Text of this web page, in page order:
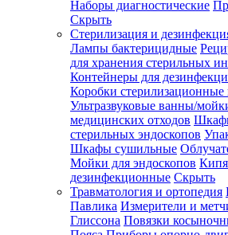
Наборы диагностические
Скрыть
Стерилизация и
Лампы бактерицидные
для хранения стерильных
Контейнеры для
Коробки
Ультразвуковые ванны/
медицинских отходов
стерильных эндоскопов
Шкафы сушильные
Мойки для эндоскопов
дезинфекционные Скрыть
Травматология и ортопедия
Павлика Измерители и
Глиссона Повязки